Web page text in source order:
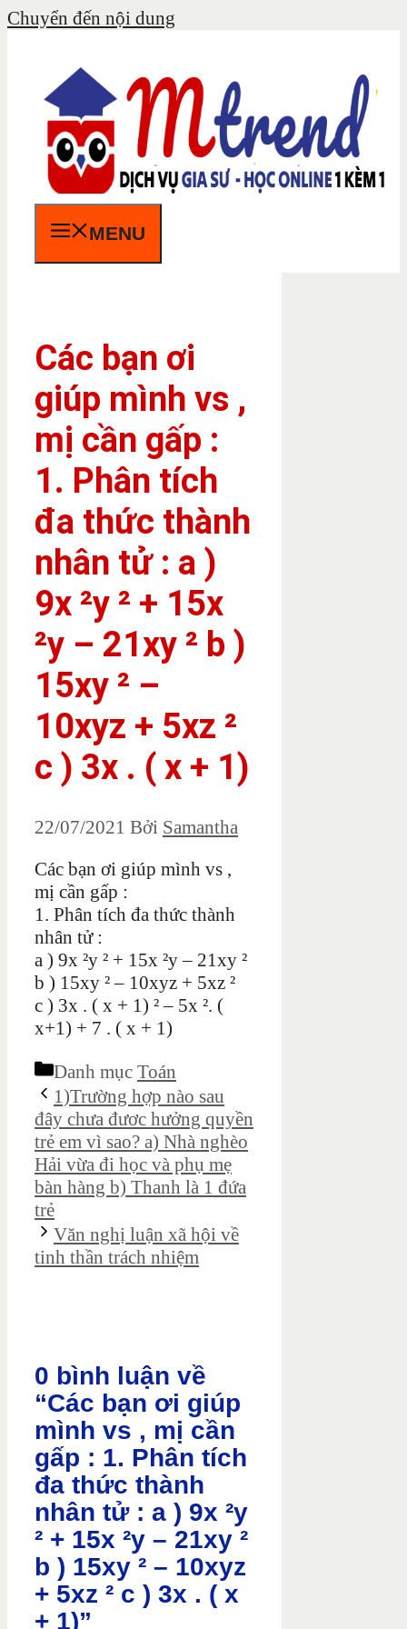
Chuyển đến nội dung
MENU
Các bạn ơi
giúp mình vs ,
mị cần gấp :
1. Phân tích
đa thức thành
nhân tử : a )
9x ²y ² + 15x
²y – 21xy ² b )
15xy ² –
10xyz + 5xz ²
c ) 3x . ( x + 1)
22/07/2021 Bởi Samantha
Các bạn ơi giúp mình vs ,
mị cần gấp :
1. Phân tích đa thức thành
nhân tử :
a ) 9x ²y ² + 15x ²y – 21xy ²
b ) 15xy ² – 10xyz + 5xz ²
c ) 3x . ( x + 1) ² – 5x ². (
x+1) + 7 . ( x + 1)
Danh mục Toán
1)Trường hợp nào sau
đây chưa đươc hưởng quyền
trẻ em vì sao? a) Nhà nghèo
Hải vừa đi học và phụ mẹ
bàn hàng b) Thanh là 1 đứa
trẻ
Văn nghị luận xã hội về
tinh thần trách nhiệm
0 bình luận về
“Các bạn ơi giúp
mình vs , mị cần
gấp : 1. Phân tích
đa thức thành
nhân tử : a ) 9x ²y
² + 15x ²y – 21xy ²
b ) 15xy ² – 10xyz
+ 5xz ² c ) 3x . ( x
+ 1)”